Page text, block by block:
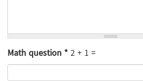
Math question*2 + 1 =